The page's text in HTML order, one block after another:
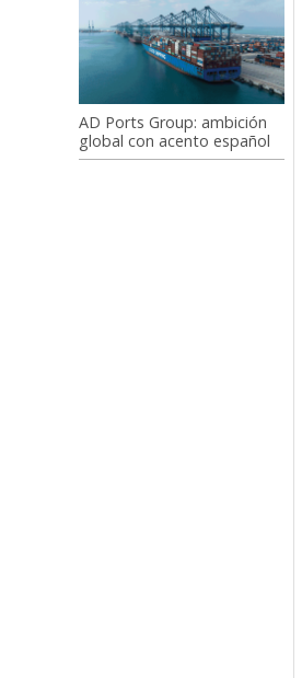
AD Ports Group: ambición
global con acento español